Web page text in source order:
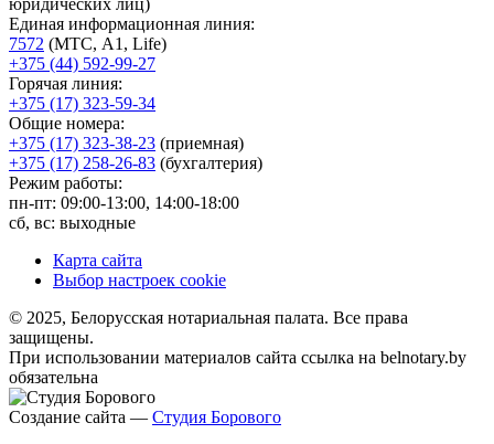
юридических лиц)
Единая информационная линия:
7572 (МТС, A1, Life)
+375 (44) 592-99-27
Горячая линия:
+375 (17) 323-59-34
Общие номера:
+375 (17) 323-38-23 (приемная)
+375 (17) 258-26-83 (бухгалтерия)
Режим работы:
пн-пт: 09:00-13:00, 14:00-18:00
сб, вс: выходные
Карта сайта
Выбор настроек cookie
© 2025, Белорусская нотариальная палата. Все права
защищены.
При использовании материалов сайта ссылка на belnotary.by
обязательна
Создание сайта — Студия Борового